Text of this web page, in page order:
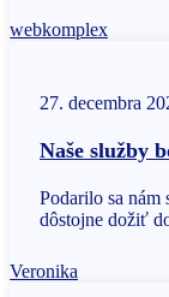
webkomplex
27. decembra
Naše služby
Podarilo sa
dôstojne dožiť
Veronika